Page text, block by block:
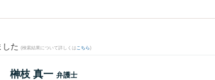
した (検索結果について詳しくは こちら)
榊枝 真一 弁護士